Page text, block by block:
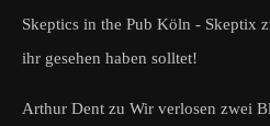
Skeptics in the Pub Köln - Skeptix
ihr gesehen haben solltet!
Arthur Dent zu Wir verlosen zwei